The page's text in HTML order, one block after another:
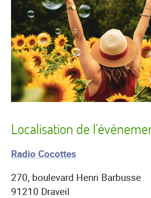
Localisation de
Radio Cocottes
270, boulevard Henri Barbusse
91210 Draveil